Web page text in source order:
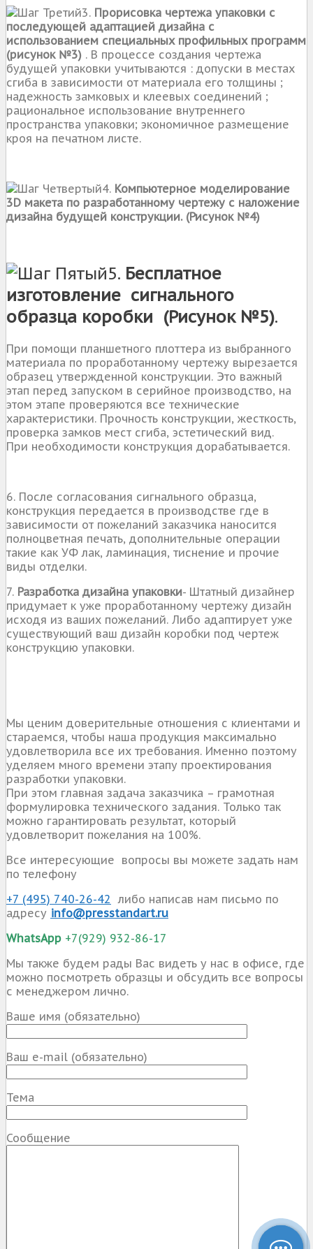
3. Прорисовка чертежа упаковки с
последующей адаптацией дизайна с
использованием специальных профильных программ
(рисунок №3) . В процессе создания чертежа
будущей упаковки учитываются : допуски в местах
сгиба в зависимости от материала его толщины ;
надежность замковых и клеевых соединений ;
рациональное использование внутреннего
пространства упаковки; экономичное размещение
кроя на печатном листе.
4. Компьютерное моделирование
3D макета по разработанному чертежу с наложение
дизайна будущей конструкции. (Рисунок №4)
5. Бесплатное
изготовление сигнального
образца коробки (Рисунок №5).
При помощи планшетного плоттера из выбранного
материала по проработанному чертежу вырезается
образец утвержденной конструкции. Это важный
этап перед запуском в серийное производство, на
этом этапе проверяются все технические
характеристики. Прочность конструкции, жесткость,
проверка замков мест сгиба, эстетический вид.
При необходимости конструкция дорабатывается.
6. После согласования сигнального образца,
конструкция передается в производстве где в
зависимости от пожеланий заказчика наносится
полноцветная печать, дополнительные операции
такие как УФ лак, ламинация, тиснение и прочие
виды отделки.
7. Разработка дизайна упаковки- Штатный дизайнер
придумает к уже проработанному чертежу дизайн
исходя из ваших пожеланий. Либо адаптирует уже
существующий ваш дизайн коробки под чертеж
конструкцию упаковки.
Мы ценим доверительные отношения с клиентами и
стараемся, чтобы наша продукция максимально
удовлетворила все их требования. Именно поэтому
уделяем много времени этапу проектирования
разработки упаковки.
При этом главная задача заказчика – грамотная
формулировка технического задания. Только так
можно гарантировать результат, который
удовлетворит пожелания на 100%.
Все интересующие вопросы вы можете задать нам
по телефону
+7 (495) 740-26-42 либо написав нам письмо по
адресу info@presstandart.ru
WhatsApp +7(929) 932-86-17
Мы также будем рады Вас видеть у нас в офисе, где
можно посмотреть образцы и обсудить все вопросы
с менеджером лично.
Ваше имя (обязательно)
Ваш e-mail (обязательно)
Тема
Сообщение